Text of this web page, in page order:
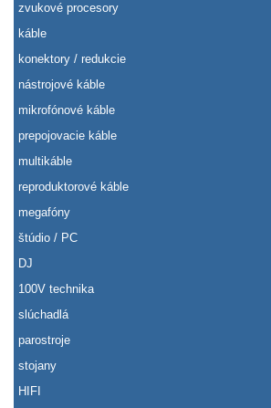
zvukové procesory
káble
konektory / redukcie
nástrojové káble
mikrofónové káble
prepojovacie káble
multikáble
reproduktorové káble
megafóny
štúdio / PC
DJ
100V technika
slúchadlá
parostroje
stojany
HIFI